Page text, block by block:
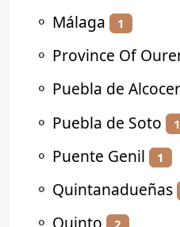
⚬ Málaga 1
⚬ Province Of
⚬ Puebla de Alcocer
⚬ Puebla de Soto 1
⚬ Puente Genil 1
⚬ Quintanadueñas